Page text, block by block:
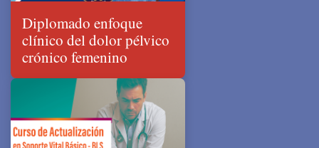
Diplomado enfoque
clínico del dolor pélvico
crónico femenino